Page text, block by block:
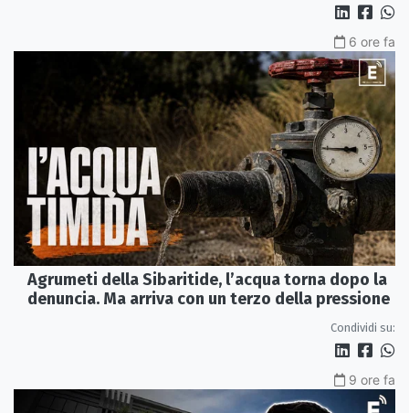
6 ore fa
Agrumeti della Sibaritide, l’acqua torna dopo la
denuncia. Ma arriva con un terzo della pressione
Condividi su:
9 ore fa